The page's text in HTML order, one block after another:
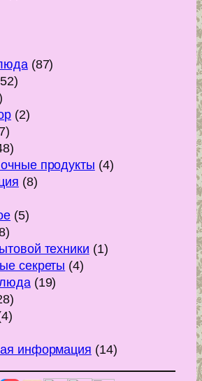
(87)
(2)
продукты (4)
(8)
(5)
техники (1)
секреты (4)
(19)
информация (14)